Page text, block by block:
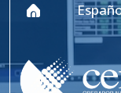
Ir al menú de
Ir al contenido
Ir al pie de página
Idioma